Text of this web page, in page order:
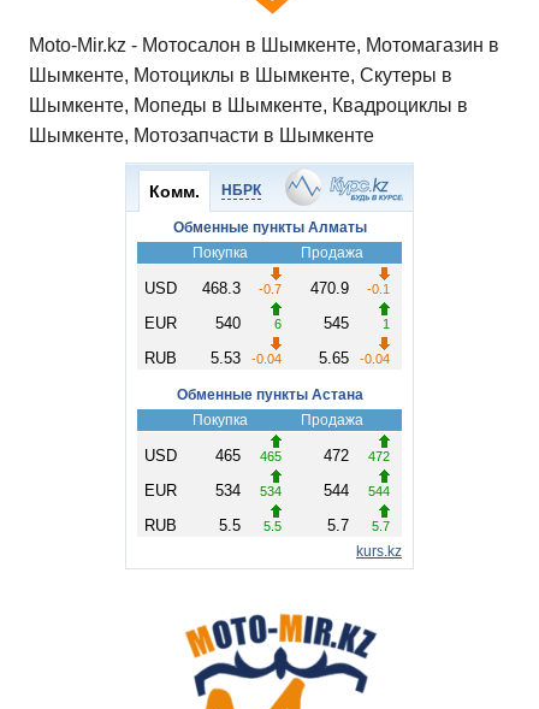
Moto-Mir.kz - Мотосалон в Шымкенте, Мотомагазин в
Шымкенте, Мотоциклы в Шымкенте, Скутеры в
Шымкенте, Мопеды в Шымкенте, Квадроциклы в
Шымкенте, Мотозапчасти в Шымкенте